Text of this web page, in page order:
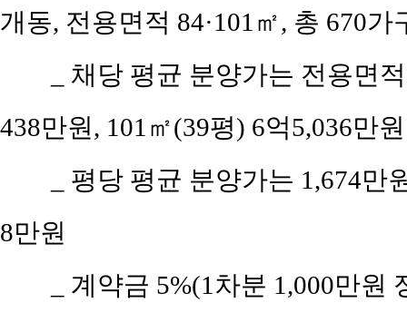
개동, 전용면적 84·101㎡, 총 670가
_ 채당 평균 분양가는 전용면
438만원, 101㎡(39평) 6억5,036만원
_ 평당 평균 분양가는 1,674
8만원
_ 계약금 5%(1차분 1,000만